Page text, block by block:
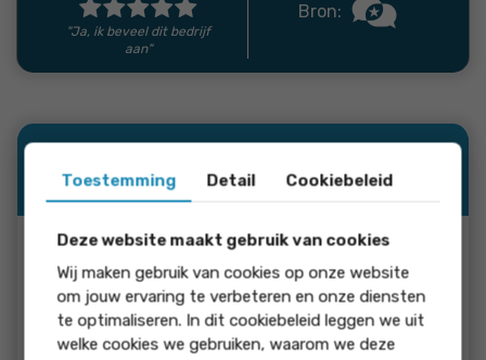
"Ja, ik beveel dit bedrijf
aan"
Bron:
Angelique Grit
reactie
Toestemming Detail Cookiebeleid
Deze website maakt gebruik van cookies
Wij maken gebruik van cookies op onze website
om jouw ervaring te verbeteren en onze diensten
te optimaliseren. In dit cookiebeleid leggen we uit
welke cookies we gebruiken, waarom we deze